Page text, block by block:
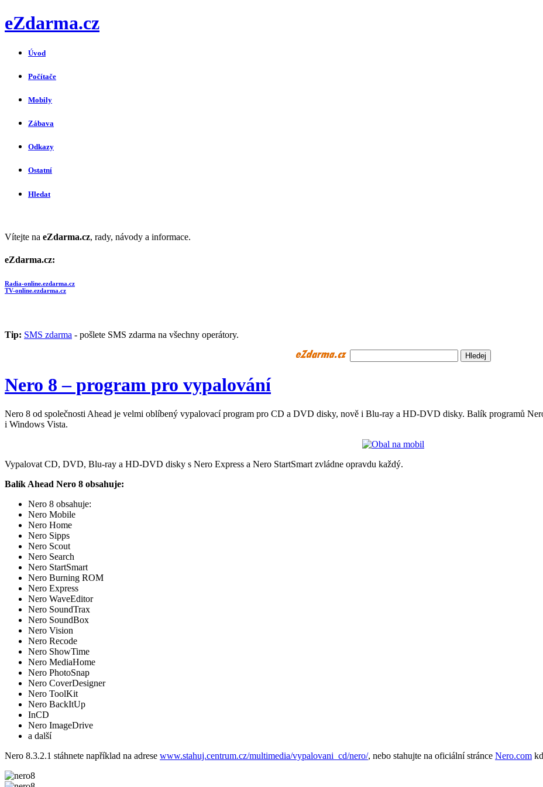
eZdarma.cz
Úvod
Počítače
Mobily
Zábava
Odkazy
Ostatní
Hledat
Vítejte na eZdarma.cz, rady, návody a informace.
eZdarma.cz:
Radia-online.ezdarma.cz
TV-online.ezdarma.cz
Tip: SMS zdarma - pošlete SMS zdarma na všechny operátory.
Nero 8 – program pro vypalování
Nero 8 od společnosti Ahead je velmi oblíbený vypalovací program pro CD a DVD disky, nově i Blu-ray a HD-DVD disky. Balík programů
i Windows Vista.
Vypalovat CD, DVD, Blu-ray a HD-DVD disky s Nero Express a Nero StartSmart zvládne opravdu každý.
Balík Ahead Nero 8 obsahuje:
Nero 8 obsahuje:
Nero Mobile
Nero Home
Nero Sipps
Nero Scout
Nero Search
Nero StartSmart
Nero Burning ROM
Nero Express
Nero WaveEditor
Nero SoundTrax
Nero SoundBox
Nero Vision
Nero Recode
Nero ShowTime
Nero MediaHome
Nero PhotoSnap
Nero CoverDesigner
Nero ToolKit
Nero BackItUp
InCD
Nero ImageDrive
a další
Nero 8.3.2.1 stáhnete například na adrese www.stahuj.centrum.cz/multimedi­a/vypalovani_cd/nero/, nebo stahujte na oficiální stránce Nero.com